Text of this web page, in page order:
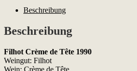
Tête
Menge
Beschreibung
Beschreibung
Filhot Crème de Tête 1990
Weingut: Filhot
Wein: Crème de Tête